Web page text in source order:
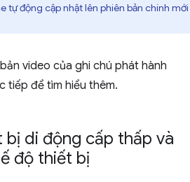
tự động cập nhật lên phiên bản chính mới
video của ghi chú phát hành
tiếp để tìm hiểu thêm.
di động cấp thấp và
độ thiết bị